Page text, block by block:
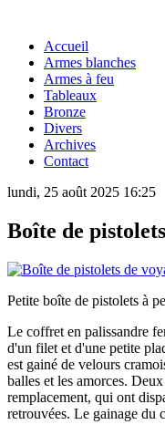
Accueil
Armes blanches
Armes à feu
Tableaux
Bronze
Divers
Archives
Contact
lundi, 25 août 2025 16:25
Boîte de
Petite boîte de pistolets à
Le coffret en palissandre
d'un filet et d'une petite
est gainé de velours
balles et les amorces.
remplacement, qui ont
retrouvées. Le gainage du